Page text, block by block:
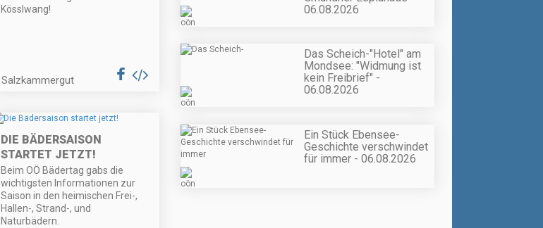
Kösslwang!
Salzkammergut
DIE BÄDERSAISON
STARTET JETZT!
Beim OÖ Bädertag gabs die
wichtigsten Informationen zur
Saison in den heimischen Frei-,
Hallen-, Strand-, und
Naturbädern.
06.08.2026
Das Scheich-"Hotel" am
Mondsee: "Widmung ist
kein Freibrief" -
06.08.2026
Ein Stück Ebensee-
Geschichte verschwindet
für immer - 06.08.2026